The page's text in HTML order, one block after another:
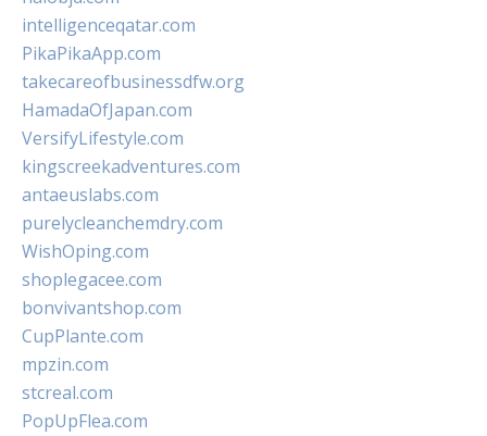
intelligenceqatar.com
PikaPikaApp.com
takecareofbusinessdfw.org
HamadaOfJapan.com
VersifyLifestyle.com
kingscreekadventures.com
antaeuslabs.com
purelycleanchemdry.com
WishOping.com
shoplegacee.com
bonvivantshop.com
CupPlante.com
mpzin.com
stcreal.com
PopUpFlea.com